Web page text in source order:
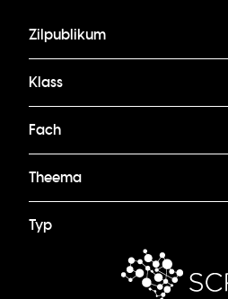
Zilpublikum
Klass
Fach
Theema
Typ